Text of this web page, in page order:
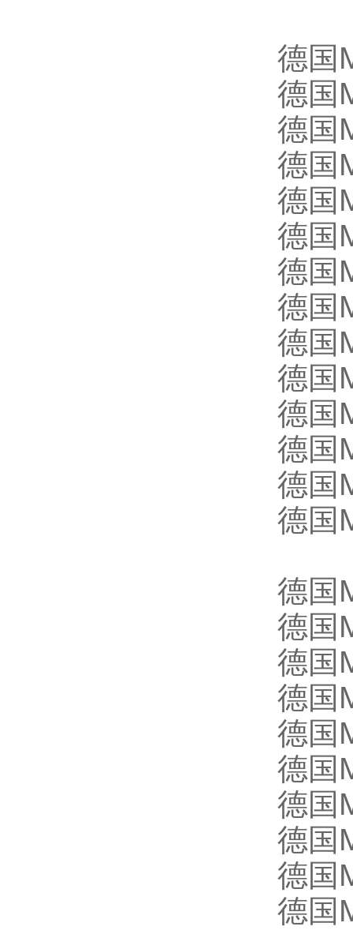
德国
德国
德国
德国
德国
德国
德国
德国
德国
德国
德国
德国
德国
德国
德国
德国
德国
德国
德国
德国
德国
德国
德国
德国